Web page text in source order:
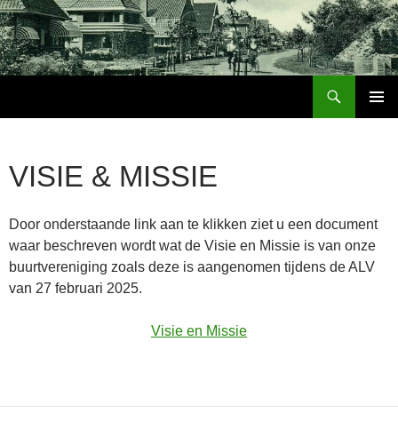
Ga
naar
de
inhoud
VISIE & MISSIE
Door onderstaande link aan te klikken ziet u een document
waar beschreven wordt wat de Visie en Missie is van onze
buurtvereniging zoals deze is aangenomen tijdens de ALV
van 27 februari 2025.
Visie en Missie